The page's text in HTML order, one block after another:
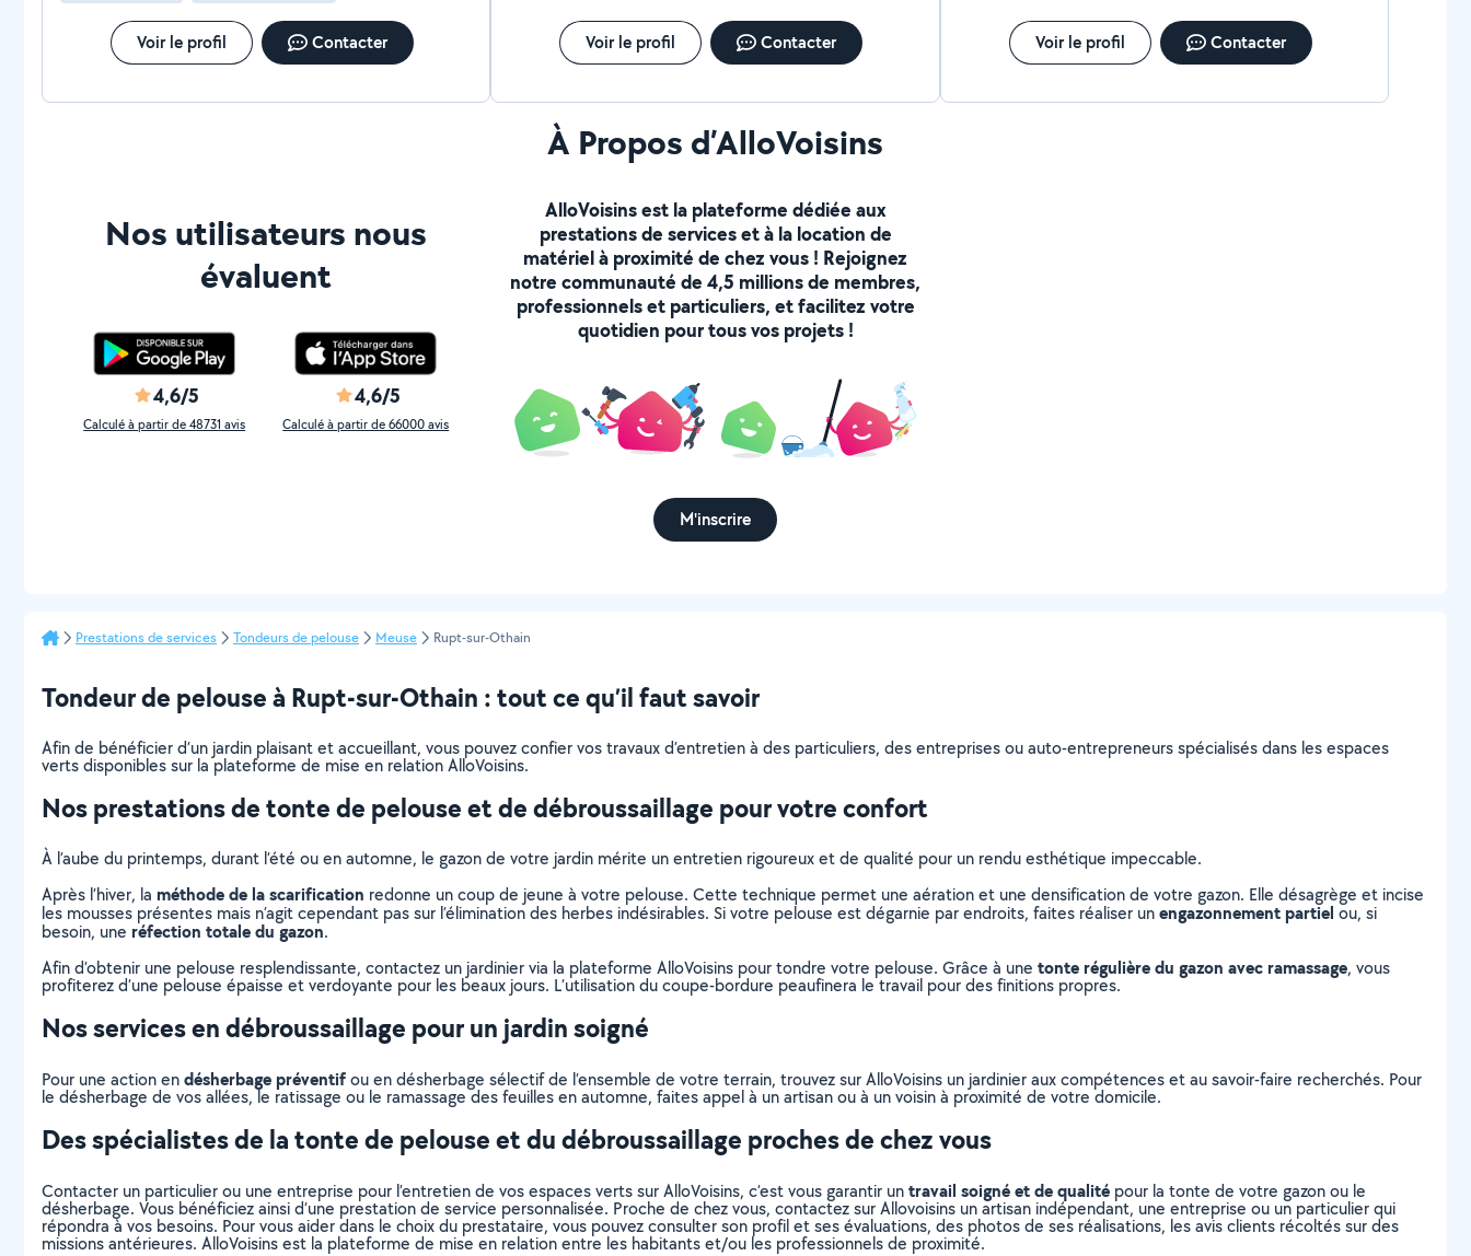
Voir le profil Contacter Voir le profil Contacter Voir le profil Contacter
Nos utilisateurs nous
évaluent
4,6/5
Calculé à partir de 48731 avis
4,6/5
Calculé à partir de 66000 avis
À Propos d’AlloVoisins
AlloVoisins est la plateforme dédiée aux
prestations de services et à la location de
matériel à proximité de chez vous ! Rejoignez
notre communauté de 4,5 millions de membres,
professionnels et particuliers, et facilitez votre
quotidien pour tous vos projets !
M'inscrire
Prestations de services Tondeurs de pelouse Meuse Rupt-sur-Othain
Tondeur de pelouse à Rupt-sur-Othain : tout ce qu’il faut savoir
Afin de bénéficier d’un jardin plaisant et accueillant, vous pouvez confier vos travaux d’entretien à des particuliers, des entreprises ou auto-entrepreneurs spécialisés dans les espaces
verts disponibles sur la plateforme de mise en relation AlloVoisins.
Nos prestations de tonte de pelouse et de débroussaillage pour votre confort
À l’aube du printemps, durant l’été ou en automne, le gazon de votre jardin mérite un entretien rigoureux et de qualité pour un rendu esthétique impeccable.
Après l’hiver, la méthode de la scarification redonne un coup de jeune à votre pelouse. Cette technique permet une aération et une densification de votre gazon. Elle désagrège et incise
les mousses présentes mais n’agit cependant pas sur l’élimination des herbes indésirables. Si votre pelouse est dégarnie par endroits, faites réaliser unengazonnement partiel ou, si
besoin, une réfection totale du gazon.
Afin d’obtenir une pelouse resplendissante, contactez un jardinier via la plateforme AlloVoisins pour tondre votre pelouse. Grâce à une tonte régulière du gazon avec ramassage, vous
profiterez d’une pelouse épaisse et verdoyante pour les beaux jours. L’utilisation du coupe-bordure peaufinera le travail pour des finitions propres.
Nos services en débroussaillage pour un jardin soigné
Pour une action endésherbage préventifou en désherbage sélectif de l’ensemble de votre terrain, trouvez sur AlloVoisins un jardinier aux compétences et au savoir-faire recherchés. Pour
le désherbage de vos allées, le ratissage ou le ramassage des feuilles en automne, faites appel à un artisan ou à un voisin à proximité de votre domicile.
Des spécialistes de la tonte de pelouse et du débroussaillage proches de chez vous
Contacter un particulier ou une entreprise pour l’entretien de vos espaces verts sur AlloVoisins, c’est vous garantir untravail soigné et de qualité pour la tonte de votre gazon ou le
désherbage. Vous bénéficiez ainsi d’une prestation de service personnalisée. Proche de chez vous, contactez sur Allovoisins un artisan indépendant, une entreprise ou un particulier qui
répondra à vos besoins. Pour vous aider dans le choix du prestataire, vous pouvez consulter son profil et ses évaluations, des photos de ses réalisations, les avis clients récoltés sur des
missions antérieures. AlloVoisins est la plateforme de mise en relation entre les habitants et/ou les professionnels de proximité.